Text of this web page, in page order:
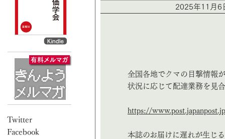
2025年11月6
全国各地でクマの目撃情報
状況に応じて配達業務を見
https://
本誌のお届けに遅れが生じ